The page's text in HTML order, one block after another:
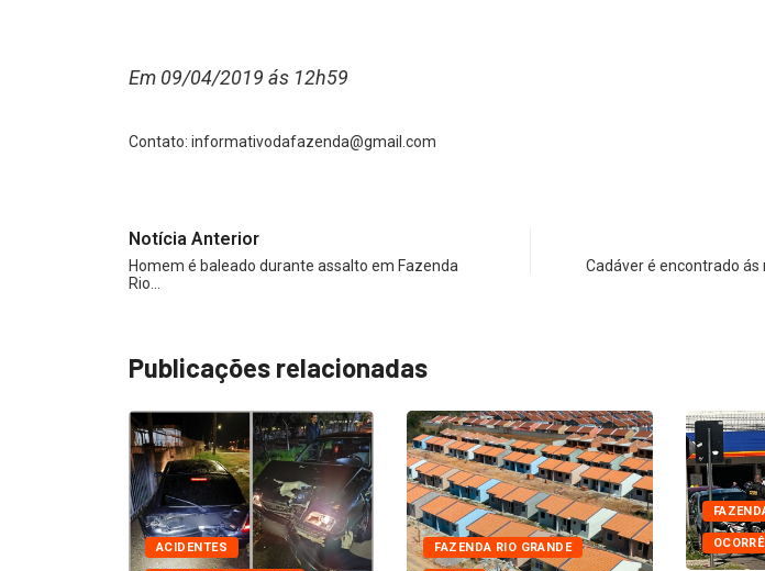
Em 09/04/2019 ás 12h59
Contato: informativodafazenda@gmail.com
Notícia Anterior
Homem é baleado durante assalto em Fazenda
Rio…
Cadáver é encontrado ás
Publicações relacionadas
ACIDENTES FAZENDA RIO GRANDE